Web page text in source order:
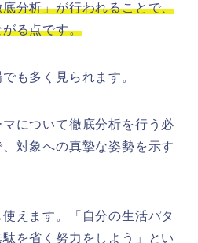
底分析」が行われることで、
る点です。
も多く見られます。
について徹底分析を行う必
対象への真摯な姿勢を示す
えます。「自分の生活パタ
を省く努力をしよう」とい